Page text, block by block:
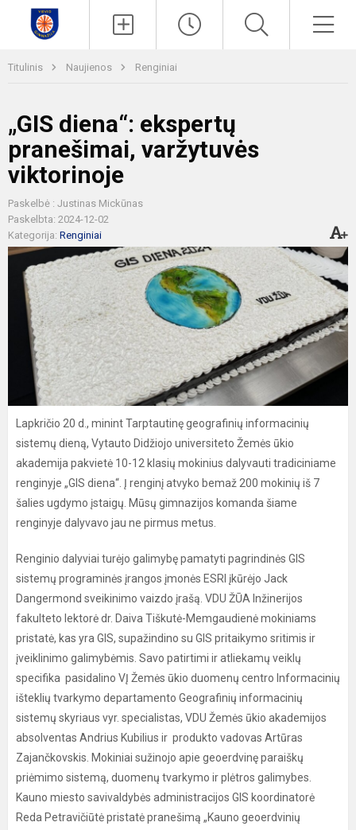
Titulinis Naujienos Renginiai
„GIS diena“: ekspertų
pranešimai, varžytuvės
viktorinoje
Paskelbė : Justinas Mickūnas
Paskelbta: 2024-12-02
Kategorija: Renginiai
Lapkričio 20 d., minint Tarptautinę geografinių informacinių
sistemų dieną, Vytauto Didžiojo universiteto Žemės ūkio
akademija pakvietė 10-12 klasių mokinius dalyvauti tradiciniame
renginyje „GIS diena“. Į renginį atvyko bemaž 200 mokinių iš 7
šalies ugdymo įstaigų. Mūsų gimnazijos komanda šiame
renginyje dalyvavo jau ne pirmus metus.
Renginio dalyviai turėjo galimybę pamatyti pagrindinės GIS
sistemų programinės įrangos įmonės ESRI įkūrėjo Jack
Dangermond sveikinimo vaizdo įrašą. VDU ŽŪA Inžinerijos
fakulteto lektorė dr. Daiva Tiškutė-Memgaudienė mokiniams
pristatė, kas yra GIS, supažindino su GIS pritaikymo sritimis ir
įveiklinimo galimybėmis. Savo patirtimi ir atliekamų veiklų
specifika pasidalino VĮ Žemės ūkio duomenų centro Informacinių
išteklių tvarkymo departamento Geografinių informacinių
sistemų skyriaus vyr. specialistas, VDU Žemės ūkio akademijos
absolventas Andrius Kubilius ir produkto vadovas Artūras
Zajančkovskis. Mokiniai sužinojo apie geoerdvinę paraiškų
priėmimo sistemą, duomenų tvarkymo ir plėtros galimybes.
Kauno miesto savivaldybės administracijos GIS koordinatorė
Reda Petravičiūtė pristatė pranešimą „Kauno geoerdvinių